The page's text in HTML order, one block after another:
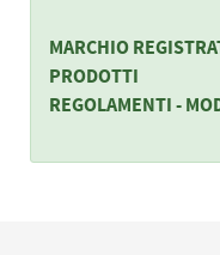
MARCHIO
PRODOTTI
REGOLAMENTI -